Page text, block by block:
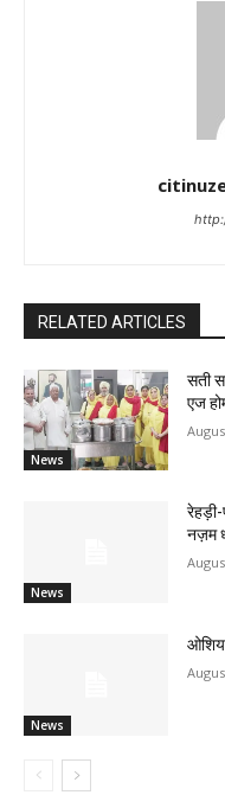
RELATED ARTICLES
News
सती
एज
News
रेहड़ी-
नज़म
News